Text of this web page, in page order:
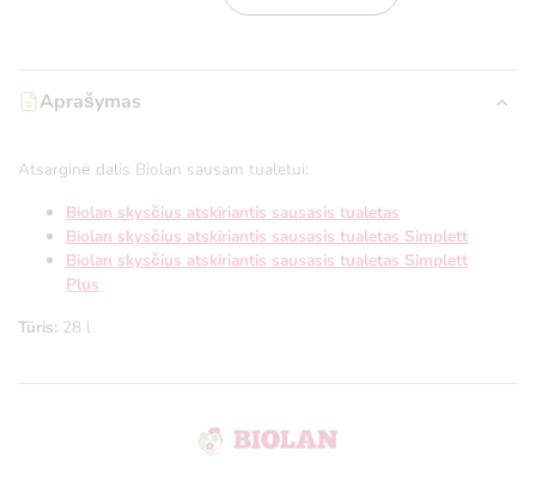
Aprašymas
Atsarginė dalis Biolan sausam tualetui:
Biolan skysčius atskiriantis sausasis tualetas
Biolan skysčius atskiriantis sausasis tualetas Simplett
Biolan skysčius atskiriantis sausasis tualetas Simplett
Plus
Tūris: 28 l